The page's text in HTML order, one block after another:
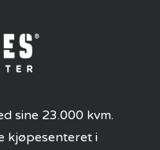
sine 23.000 kvm.
kjøpesenteret i